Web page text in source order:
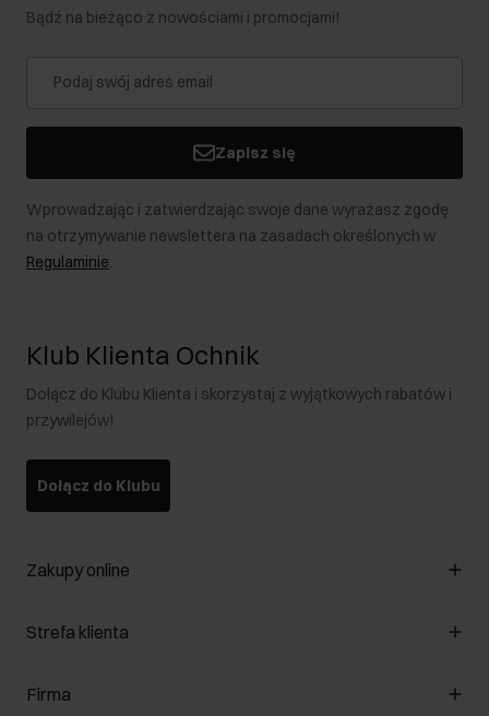
Bądź na bieżąco z nowościami i promocjami!
Zapisz się
Wprowadzając i zatwierdzając swoje dane wyrażasz zgodę
na otrzymywanie newslettera na zasadach określonych w
Regulaminie
Klub Klienta Ochnik
Dołącz do Klubu Klienta i skorzystaj z wyjątkowych rabatów i
przywilejów!
Dołącz do Klubu
Zakupy online
Zarządzaj cookies
Formy płatności
Strefa klienta
Klub Klienta
Firma